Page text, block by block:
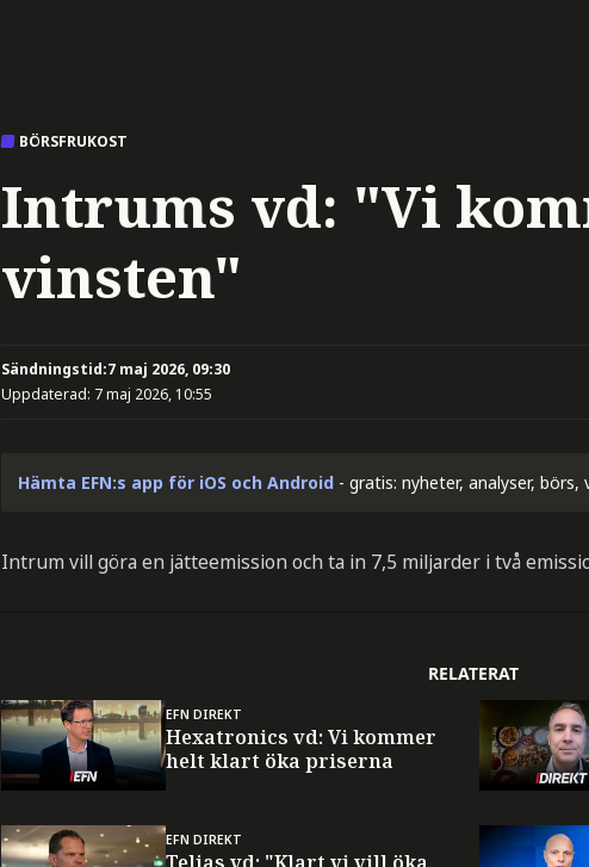
BÖRSFRUKOST
Intrums vd: "Vi
vinsten"
Sändningstid:7 maj 2026, 09:30
Uppdaterad: 7 maj 2026, 10:55
Hämta EFN:s app för iOS och Android - gratis: nyheter, analyser, börs,
Intrum vill göra en jätteemission och ta in 7,5 miljarder i två
RELATERAT
EFN DIREKT
Hexatronics vd: Vi kommer
helt klart öka priserna
EFN DIREKT